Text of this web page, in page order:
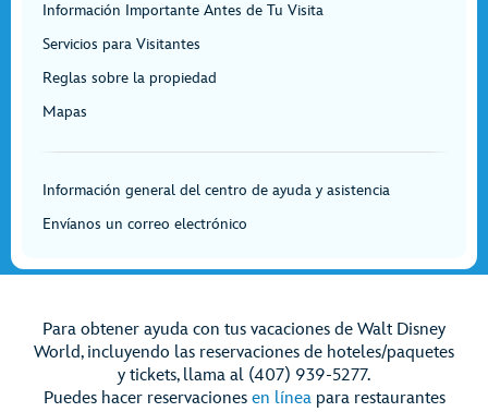
Información Importante Antes de Tu Visita
Servicios para Visitantes
Reglas sobre la propiedad
Mapas
Información general del centro de ayuda y asistencia
Envíanos un correo electrónico
Para obtener ayuda con tus vacaciones de Walt Disney
World, incluyendo las reservaciones de hoteles/paquetes
y tickets, llama al (407) 939-5277.
Puedes hacer reservaciones en líneapara restaurantes